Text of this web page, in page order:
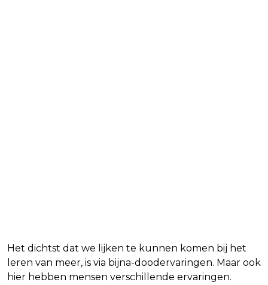
Het dichtst dat we lijken te kunnen komen bij het
leren van meer, is via bijna-doodervaringen. Maar ook
hier hebben mensen verschillende ervaringen.